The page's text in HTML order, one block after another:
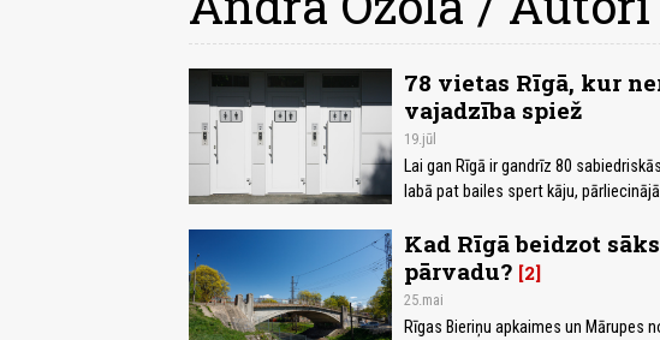
78 vietas Rīgā, kur
vajadzība spiež
19.jūl
Lai gan Rīgā ir gandrīz 80
labā pat bailes spert kāju,
Kad Rīgā beidzot
pārvadu? 2
25.mai
Rīgas Bieriņu apkaimes un Mārupes